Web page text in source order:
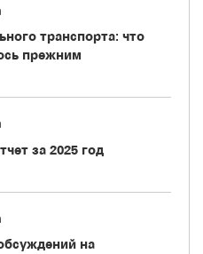
транспорта: что
прежним
за 2025 год
на